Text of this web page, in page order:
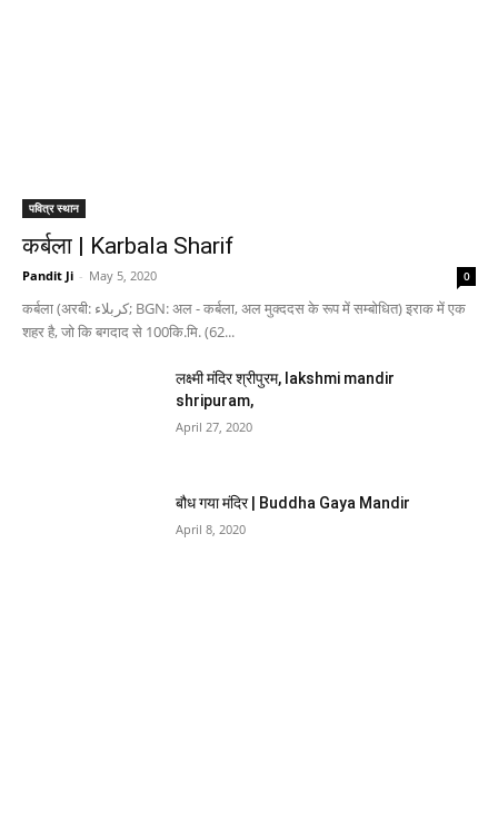
पवित्र स्थान
कर्बला | Karbala Sharif
Pandit Ji - May 5, 2020 0
कर्बला (अरबी: كربلاء; BGN: अल - कर्बला, अल मुक्ददस के रूप में सम्बोधित) इराक में एक
शहर है, जो कि बगदाद से 100कि.मि. (62...
लक्ष्मी मंदिर श्रीपुरम, lakshmi mandir
shripuram,
April 27, 2020
बौध गया मंदिर | Buddha Gaya Mandir
April 8, 2020